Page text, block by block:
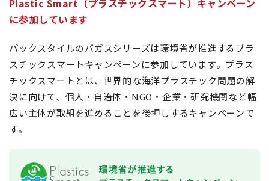
Plastic Smart（プラスチックスマート）キャンペーン
に参加しています
パックスタイルのバガスシリーズは環境省が推進するプラ
スチックスマートキャンペーンに参加しています。プラス
チックスマートとは、世界的な海洋プラスチック問題の解
決に向けて、個人・自治体・NGO・企業・研究機関など幅
広い主体が取組を進めることを後押しするキャンペーンで
す。